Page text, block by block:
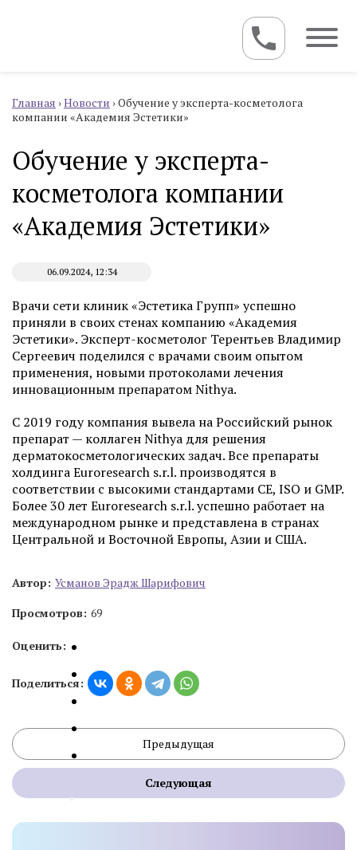
Главная ›Новости ›Обучение у эксперта-косметолога
компании «Академия Эстетики»
Обучение у эксперта-
косметолога компании
«Академия Эстетики»
06.09.2024, 12:34
Врачи сети клиник «Эстетика Групп» успешно
приняли в своих стенах компанию «Академия
Эстетики». Эксперт-косметолог Терентьев Владимир
Сергеевич поделился с врачами своим опытом
применения, новыми протоколами лечения
инновационным препаратом Nithya.
С 2019 году компания вывела на Российский рынок
препарат — коллаген Nithya для решения
дерматокосметологических задач. Все препараты
холдинга Euroresearch s.r.l. производятся в
соответствии с высокими стандартами СЕ, ISO и GMP.
Более 30 лет Euroresearch s.r.l. успешно работает на
международном рынке и представлена в странах
Центральной и Восточной Европы, Азии и США.
Автор: Усманов Эрадж Шарифович
Просмотров: 69
Оценить:
Поделиться:
Предыдущая
Следующая